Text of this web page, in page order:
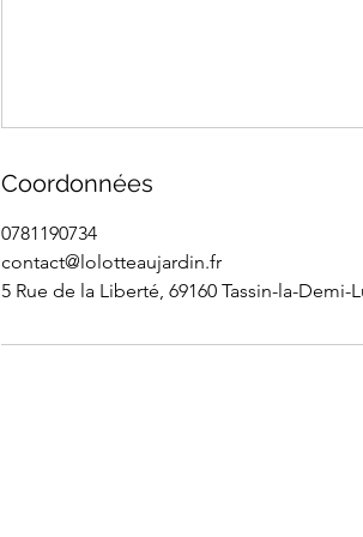
Coordonnées
0781190734
contact@lolotteaujardin.fr
5 Rue de la Liberté, 69160 Tassin-la-Demi-